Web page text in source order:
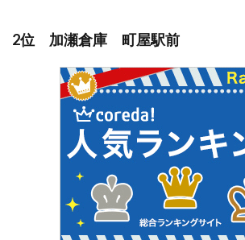
2位 加瀬倉庫 町屋駅前